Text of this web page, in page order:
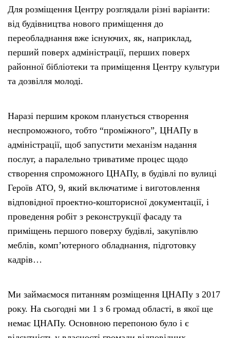
Для розміщення Центру розглядали різні варіанти:
від будівництва нового приміщення до
переобладнання вже існуючих, як, наприклад,
перший поверх адміністрації, перших поверх
районної бібліотеки та приміщення Центру культури
та дозвілля молоді.
Наразі першим кроком планується створення
неспроможного, тобто “проміжного”, ЦНАПу в
адміністрації, щоб запустити механізм надання
послуг, а паралельно триватиме процес щодо
створення спроможного ЦНАПу, в будівлі по вулиці
Героїв АТО, 9, який включатиме і виготовлення
відповідної проектно-кошторисної документації, і
проведення робіт з реконструкції фасаду та
приміщень першого поверху будівлі, закупівлю
меблів, комп’ютерного обладнання, підготовку
кадрів…
Ми займаємося питанням розміщення ЦНАПу з 2017
року. На сьогодні ми 1 з 6 громад області, в якої ще
немає ЦНАПу. Основною перепоною було і є